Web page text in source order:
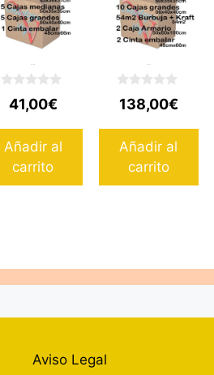
5
41,00€
Añadir al
carrito
0
d
5
138,00€
Añadir al
carrito
Aviso Legal